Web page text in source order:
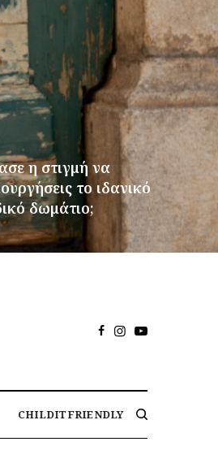
η στιγμή να
το ιδανικό
δωμάτιο;
CHILDITFRIENDLY